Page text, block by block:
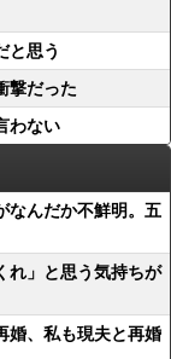
と思う
撃だった
わない
なんだか不鮮明。五
れ」と思う気持ちが
婚、私も現夫と再婚